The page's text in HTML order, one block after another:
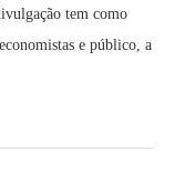
tem como
e público, a